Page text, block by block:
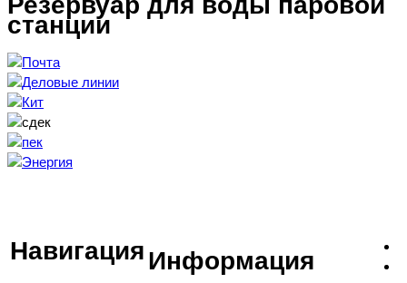
станции
НавигацияИнформация